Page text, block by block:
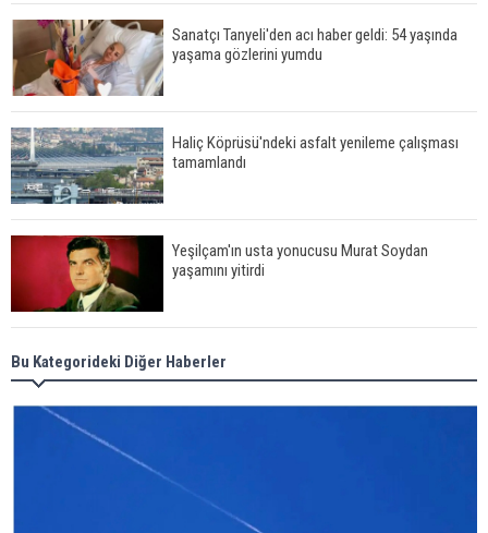
Sanatçı Tanyeli'den acı haber geldi: 54 yaşında
yaşama gözlerini yumdu
Haliç Köprüsü'ndeki asfalt yenileme çalışması
tamamlandı
Yeşilçam'ın usta yonucusu Murat Soydan
yaşamını yitirdi
Meral Akşener ile Müsavat Dervişoğlu cenazede
görüntülendi
Bu Kategorideki Diğer Haberler